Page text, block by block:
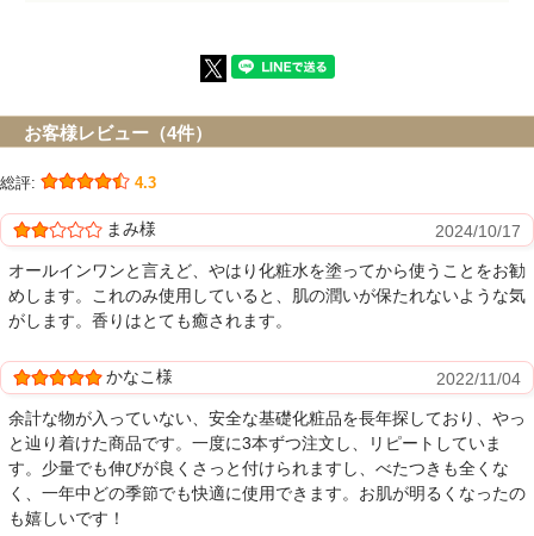
お客様レビュー（4件）
総評: 4.3
まみ様 2024/10/17
オールインワンと言えど、やはり化粧水を塗ってから使うことをお勧
めします。これのみ使用していると、肌の潤いが保たれないような気
がします。香りはとても癒されます。
かなこ様 2022/11/04
余計な物が入っていない、安全な基礎化粧品を長年探しており、やっ
と辿り着けた商品です。一度に3本ずつ注文し、リピートしていま
す。少量でも伸びが良くさっと付けられますし、べたつきも全くな
く、一年中どの季節でも快適に使用できます。お肌が明るくなったの
も嬉しいです！